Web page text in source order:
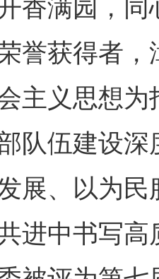
满园，同
誉获得者
主义思想
队伍建设
展、以为
进中书写